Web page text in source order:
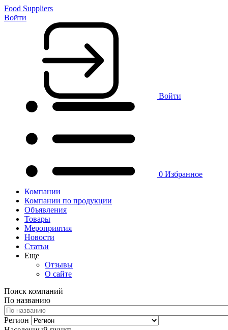
Food Suppliers
Войти
Войти
0 Избранное
Компании
Компании по продукции
Объявления
Товары
Мероприятия
Новости
Статьи
Еще
Отзывы
О сайте
Поиск компаний
По названию
Регион